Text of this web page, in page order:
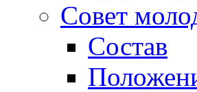
Совет
Состав